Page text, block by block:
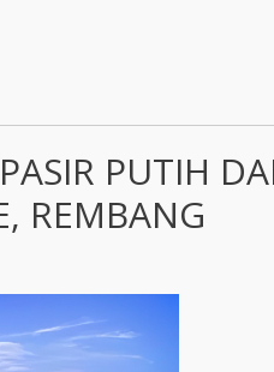
PUTIH
REMBANG